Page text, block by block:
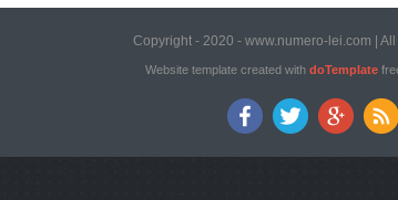
Copyright - 2020 - www.numero-lei.com |
Website template created with doTemplate